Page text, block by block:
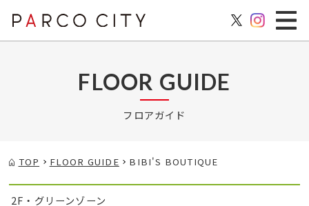
FLOOR GUIDE
フロアガイド
TOP FLOOR GUIDE BIBI'S BOUTIQUE
2F・グリーンゾーン